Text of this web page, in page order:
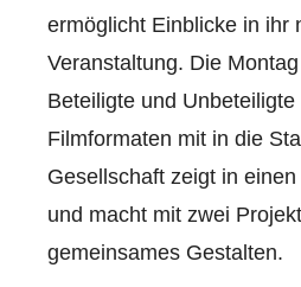
ermöglicht Einblicke in ihr
Veranstaltung. Die
Beteiligte und
Filmformaten mit in die
Gesellschaft zeigt in
und macht mit zwei
gemeinsames Gestalten.